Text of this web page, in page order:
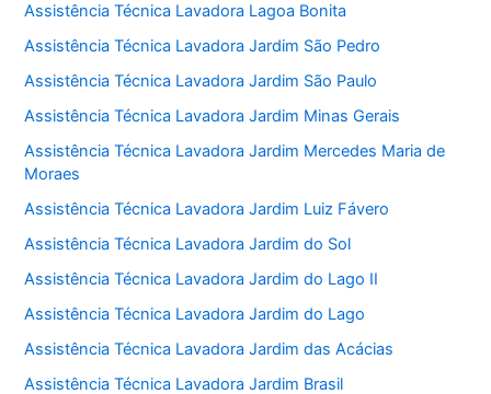
Assistência Técnica Lavadora Lagoa Bonita
Assistência Técnica Lavadora Jardim São Pedro
Assistência Técnica Lavadora Jardim São Paulo
Assistência Técnica Lavadora Jardim Minas Gerais
Assistência Técnica Lavadora Jardim Mercedes Maria de
Moraes
Assistência Técnica Lavadora Jardim Luiz Fávero
Assistência Técnica Lavadora Jardim do Sol
Assistência Técnica Lavadora Jardim do Lago II
Assistência Técnica Lavadora Jardim do Lago
Assistência Técnica Lavadora Jardim das Acácias
Assistência Técnica Lavadora Jardim Brasil